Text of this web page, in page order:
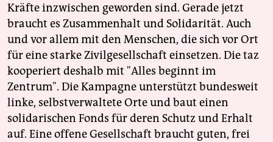
Kräfte inzwischen geworden sind. Gerade jetzt
braucht es Zusammenhalt und Solidarität. Auch
und vor allem mit den Menschen, die sich vor Ort
für eine starke Zivilgesellschaft einsetzen. Die taz
kooperiert deshalb mit "Alles beginnt im
Zentrum". Die Kampagne unterstützt bundesweit
linke, selbstverwaltete Orte und baut einen
solidarischen Fonds für deren Schutz und Erhalt
auf. Eine offene Gesellschaft braucht guten, frei